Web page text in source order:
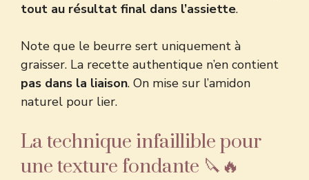
tout au résultat final dans l’assiette.
Note que le beurre sert uniquement à
graisser. La recette authentique n’en contient
pas dans la liaison. On mise sur l’amidon
naturel pour lier.
La technique infaillible pour
une texture fondante 🔪🔥